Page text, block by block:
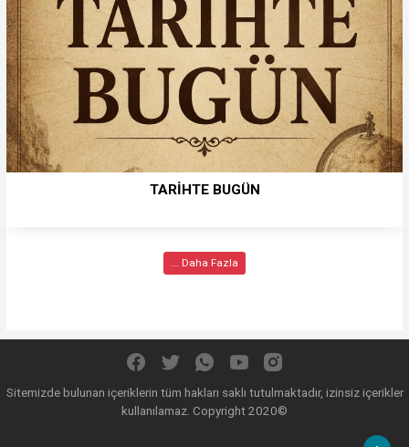
TARİHTE BUGÜN
... Daha Fazla
Sitemizde bulunan içeriklerin tüm hakları saklı tutulmaktadır, izinsiz içerikler
kullanılamaz. Copyright 2020©